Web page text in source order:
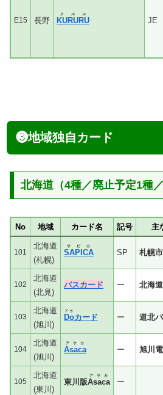
E15 長野 KURURU
クルル
JE
❸地域独自カード
北海道（4種／廃止予定1種
No 地域 カード名 記号 主
101
北海道
(札幌)
SAPICA
サピカ
SP 札幌
102
北海道
(北見)
バスカード ー 北海
103
北海道
(旭川)
Do
ドゥ
カード ー 道北
104
北海道
(旭川)
Asaca
アサカ
ー 旭川
105
北海道
(東川)
東川版Asaca
アサカ
ー